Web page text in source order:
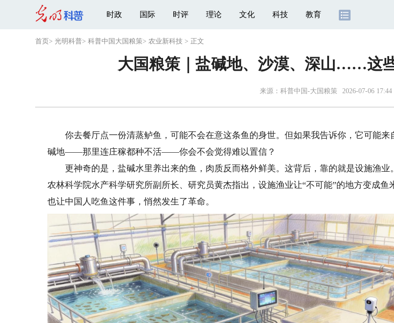
时政 国际 时评 理论 文化 科技 教育
首页 > 光明科普> 科普中国大国粮策> 农业新科技 > 正文
大国粮策｜盐碱地、沙漠、深山……这
来源： 科普中国-大国粮策 2026-07-06 17:44
你去餐厅点一份清蒸鲈鱼，可能不会在意这条鱼的身世。但如果我告诉你，它可能来
碱地——那里连庄稼都种不活——你会不会觉得难以置信？
更神奇的是，盐碱水里养出来的鱼，肉质反而格外鲜美。这背后，靠的就是设施渔业
农林科学院水产科学研究所副所长、研究员黄杰指出，设施渔业让“不可能”的地方变成鱼
也让中国人吃鱼这件事，悄然发生了革命。